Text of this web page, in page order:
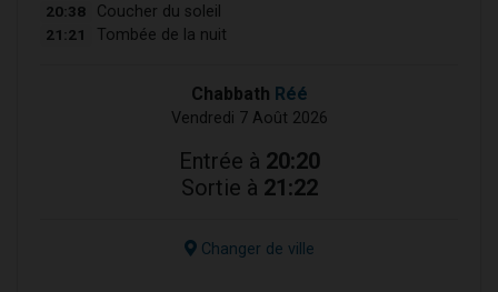
20:38 Coucher du soleil
21:21 Tombée de la nuit
Chabbath Réé
Vendredi 7 Août 2026
Entrée à 20:20
Sortie à 21:22
Changer de ville